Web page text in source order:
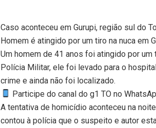
Caso aconteceu em Gurupi, região sul do
Homem é atingido por um tiro na nuca em
Um homem de 41 anos foi atingido por um
Polícia Militar, ele foi levado para o
crime e ainda não foi localizado.
Participe do canal do g1 TO no
A tentativa de homicídio aconteceu na
contou à polícia que o suspeito e autor